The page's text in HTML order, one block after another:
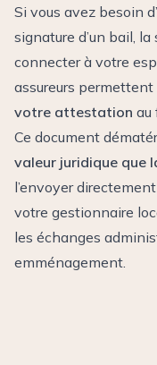
Si vous avez besoin
signature d’un bail,
connecter à votre
assureurs permettent
votre attestation au
Ce document
valeur juridique que
l’envoyer
votre gestionnaire
les échanges
emménagement.